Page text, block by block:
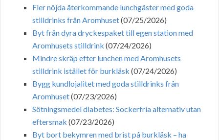
Fler nöjda återkommande lunchgäster med goda
stilldrinks från Aromhuset(07/25/2026)
Byt från dyra dryckespaket till egen station med
Aromhusets stilldrink (07/24/2026)
Mindre skräp efter lunchen med Aromhusets
stilldrink istället för burkläsk (07/24/2026)
Bygg kundlojalitet med goda stilldrinks från
Aromhuset(07/23/2026)
Sötningsmedel diabetes: Sockerfria alternativ utan
eftersmak (07/23/2026)
Byt bort bekymren med brist på burkläsk – ha